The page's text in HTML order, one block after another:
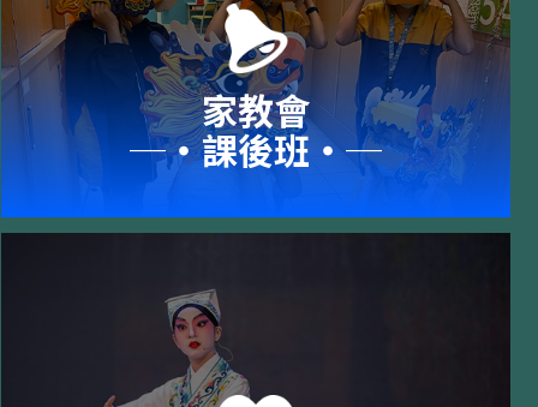
家教會
─‧課後班‧─